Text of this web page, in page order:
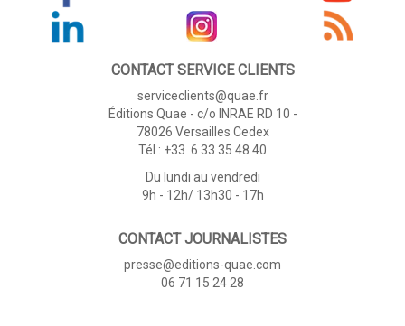
CONTACT SERVICE CLIENTS
serviceclients@quae.fr
Éditions Quae - c/o INRAE RD 10 -
78026 Versailles Cedex
Tél : +33 6 33 35 48 40
Du lundi au vendredi
9h - 12h/ 13h30 - 17h
CONTACT JOURNALISTES
presse@editions-quae.com
06 71 15 24 28